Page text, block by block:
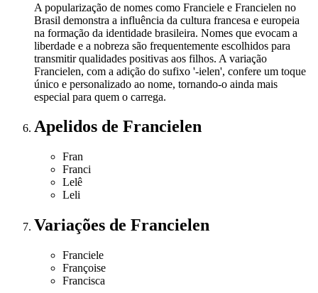
A popularização de nomes como Franciele e Francielen no
Brasil demonstra a influência da cultura francesa e europeia
na formação da identidade brasileira. Nomes que evocam a
liberdade e a nobreza são frequentemente escolhidos para
transmitir qualidades positivas aos filhos. A variação
Francielen, com a adição do sufixo '-ielen', confere um toque
único e personalizado ao nome, tornando-o ainda mais
especial para quem o carrega.
Apelidos de Francielen
Fran
Franci
Lelê
Leli
Variações de Francielen
Franciele
Françoise
Francisca